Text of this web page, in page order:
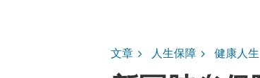
文章 人生保障 健康人生